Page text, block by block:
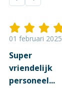
01 februari 2025
Super
vriendelijk
personeel...